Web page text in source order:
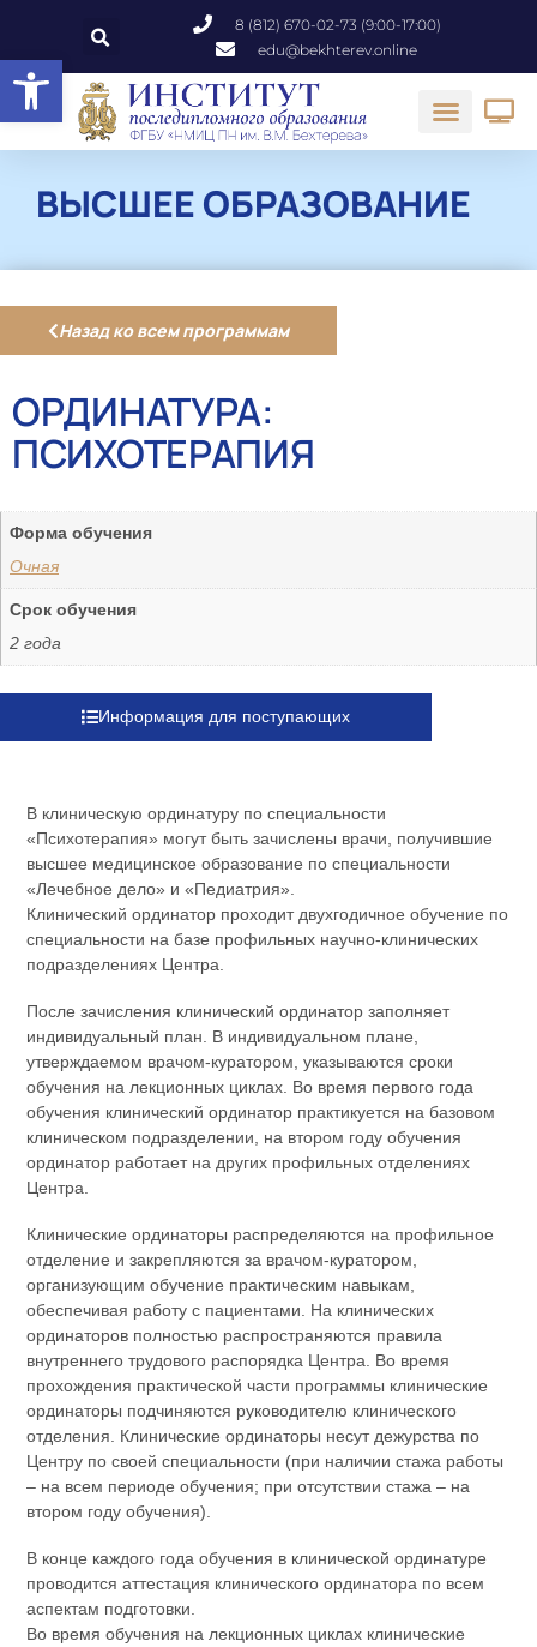
Открыть панель инструментов
8 (812) 670-02-73 (9:00-17:00)
edu@bekhterev.online
ВЫСШЕЕ ОБРАЗОВАНИЕ
Назад ко всем программам
ОРДИНАТУРА:
ПСИХОТЕРАПИЯ
Форма обучения
Очная
Срок обучения
2 года
Информация для поступающих
В клиническую ординатуру по специальности
«Психотерапия» могут быть зачислены врачи, получившие
высшее медицинское образование по специальности
«Лечебное дело» и «Педиатрия».
Клинический ординатор проходит двухгодичное обучение по
специальности на базе профильных научно-клинических
подразделениях Центра.
После зачисления клинический ординатор заполняет
индивидуальный план. В индивидуальном плане,
утверждаемом врачом-куратором, указываются сроки
обучения на лекционных циклах. Во время первого года
обучения клинический ординатор практикуется на базовом
клиническом подразделении, на втором году обучения
ординатор работает на других профильных отделениях
Центра.
Клинические ординаторы распределяются на профильное
отделение и закрепляются за врачом-куратором,
организующим обучение практическим навыкам,
обеспечивая работу с пациентами. На клинических
ординаторов полностью распространяются правила
внутреннего трудового распорядка Центра. Во время
прохождения практической части программы клинические
ординаторы подчиняются руководителю клинического
отделения. Клинические ординаторы несут дежурства по
Центру по своей специальности (при наличии стажа работы
– на всем периоде обучения; при отсутствии стажа – на
втором году обучения).
В конце каждого года обучения в клинической ординатуре
проводится аттестация клинического ординатора по всем
аспектам подготовки.
Во время обучения на лекционных циклах клинические